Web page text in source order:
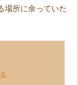
場所に余っていた